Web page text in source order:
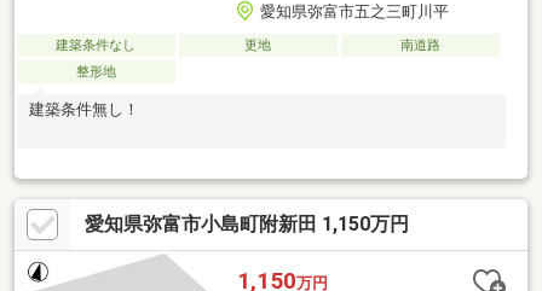
愛知県弥富市五之三町川平
建築条件なし 更地
南道路
整形地
建築条件無し！
愛知県弥富市小島町附新田 1,150万円
1,150万円